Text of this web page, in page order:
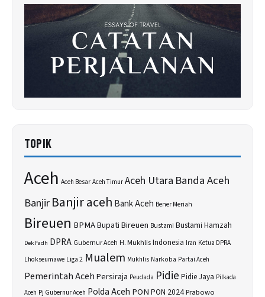
TOPIK
Aceh Aceh Besar Aceh Timur Aceh Utara Banda Aceh
BanjirBanjir aceh Bank Aceh Bener Meriah
Bireuen BPMABupati Bireuen Bustami Bustami Hamzah
Dek Fadh DPRA Gubernur Aceh H. MukhlisIndonesia Iran Ketua DPRA
Lhokseumawe Liga 2 Mualem Mukhlis Narkoba Partai Aceh
Pemerintah AcehPersiraja Peudada Pidie Pidie Jaya Pilkada
Aceh Pj Gubernur Aceh Polda Aceh PON PON 2024Prabowo